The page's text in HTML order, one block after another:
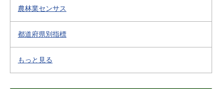
農林業センサス
都道府県別指標
もっと見る